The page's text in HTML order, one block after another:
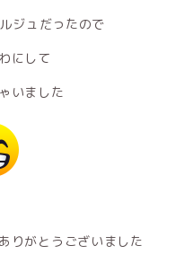
ジュだったので
にして
いました
りがとうございました